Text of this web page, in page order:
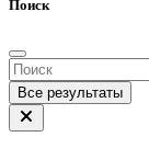
Поиск
Все результаты